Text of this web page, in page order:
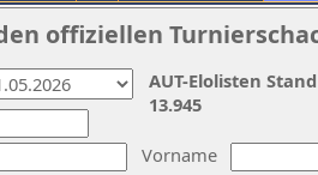
offiziellen
Vorname
AUT-Elolisten
13.945